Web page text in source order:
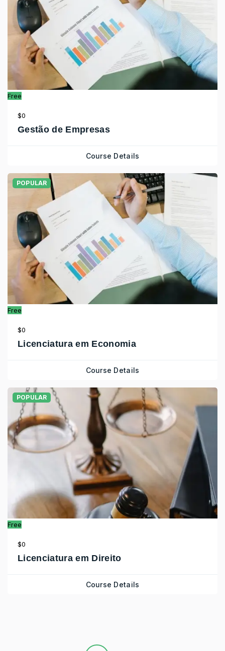
Free
$0
Gestão de Empresas
Course Details
Free
POPULAR
$0
Licenciatura em Economia
Course Details
Free
POPULAR
$0
Licenciatura em Direito
Course Details